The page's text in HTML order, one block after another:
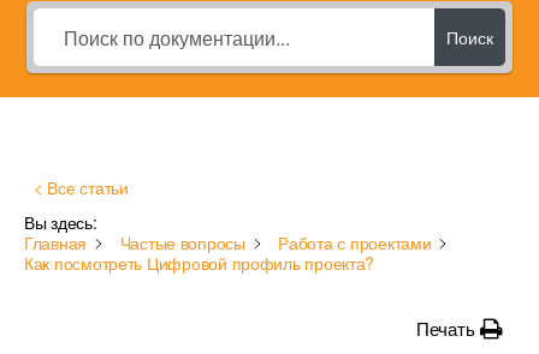
Поиск
< Все статьи
Вы здесь:
Главная
Частые вопросы
Работа с проектами
Как посмотреть Цифровой профиль проекта?
Печать